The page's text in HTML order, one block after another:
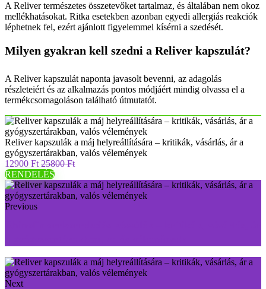
A Reliver természetes összetevőket tartalmaz, és általában nem okoz
mellékhatásokat. Ritka esetekben azonban egyedi allergiás reakciók
léphetnek fel, ezért ajánlott figyelemmel kísérni a szedését.
Milyen gyakran kell szedni a Reliver kapszulát?
A Reliver kapszulát naponta javasolt bevenni, az adagolás
részleteiért és az alkalmazás pontos módjáért mindig olvassa el a
termékcsomagoláson található útmutatót.
Reliver kapszulák a máj helyreállítására – kritikák, vásárlás, ár a
gyógyszertárakban, valós vélemények
12900 Ft 25800 Ft
RENDELÉS
Previous
Next